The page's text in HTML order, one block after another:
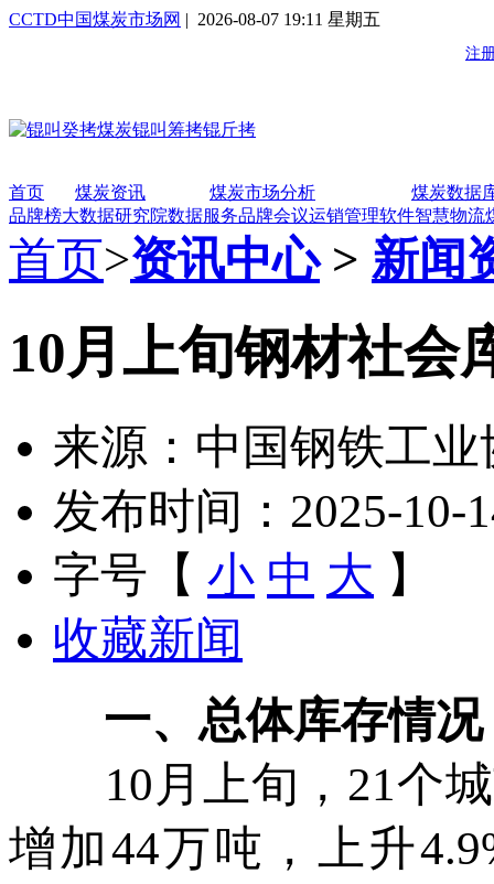
CCTD中国煤炭市场网 | 2026-08-07 19:11 星期五
首页 煤炭资讯 煤炭市场分析
煤炭数据
品牌榜大数据研究院数据服务品牌会议运销管理软件智慧物流
首页>资讯中心> 新闻
10月上旬钢材社会
来源：中国钢铁工业
发布时间：2025-10-
字号【 小 中 大 】
收藏新闻
一、总体库存情况
10月上旬，21个城
增加44万吨，上升